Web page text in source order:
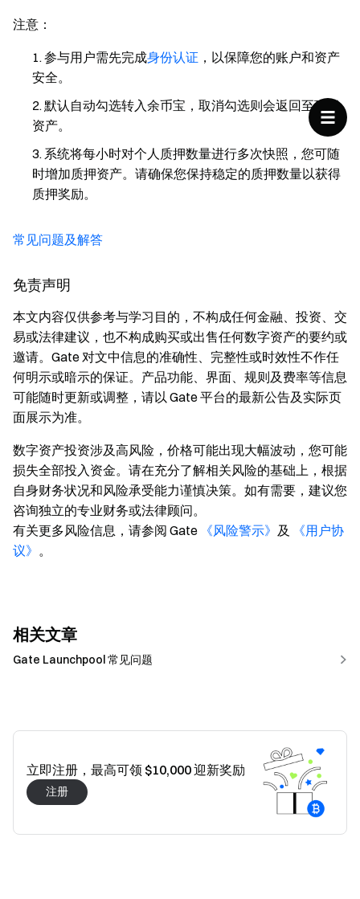
注意：
参与用户需先完成身份认证 ，以保障您的账户和资产
安全。
默认自动勾选转入余币宝，取消勾选则会返回至现货
资产。
系统将每小时对个人质押数量进行多次快照，您可随
时增加质押资产。请确保您保持稳定的质押数量以获得
质押奖励。
常见问题及解答
免责声明
本文内容仅供参考与学习目的，不构成任何金融、投资、交
易或法律建议，也不构成购买或出售任何数字资产的要约或
邀请。Gate 对文中信息的准确性、完整性或时效性不作任
何明示或暗示的保证。产品功能、界面、规则及费率等信息
可能随时更新或调整，请以 Gate 平台的最新公告及实际页
面展示为准。
数字资产投资涉及高风险，价格可能出现大幅波动，您可能
损失全部投入资金。请在充分了解相关风险的基础上，根据
自身财务状况和风险承受能力谨慎决策。如有需要，建议您
咨询独立的专业财务或法律顾问。
有关更多风险信息，请参阅 Gate 《风险警示》 及
《用户协
议》 。
相关文章
Gate Launchpool 常见问题
立即注册，最高可领 $10,000 迎新奖励
注册